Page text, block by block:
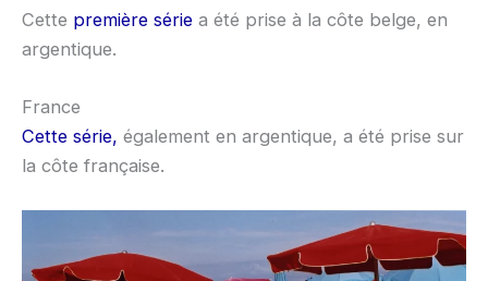
Cette première série a été prise à la côte belge, en
argentique.
France
Cette série, également en argentique, a été prise sur
la côte française.